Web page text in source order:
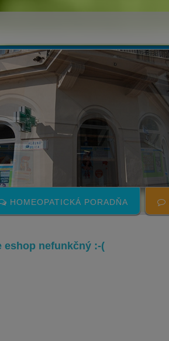
HOMEOPATICKÁ PORADŇA
eshop nefunkčný :-(